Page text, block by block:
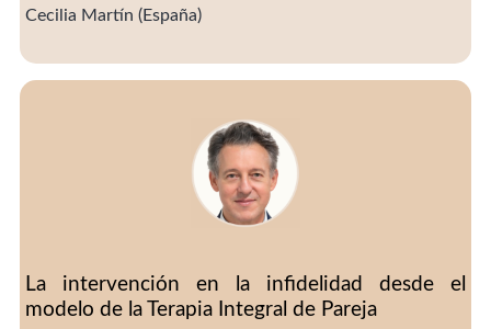
Cecilia Martín (España)
La intervención en la infidelidad desde el
modelo de la Terapia Integral de Pareja